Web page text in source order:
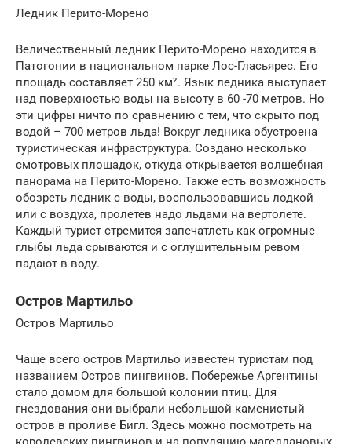
Ледник Перито-Морено
Величественный ледник Перито-Морено находится в
Патогонии в национальном парке Лос-Гласьярес. Его
площадь составляет 250 км². Язык ледника выступает
над поверхностью воды на высоту в 60 -70 метров. Но
эти цифры ничто по сравнению с тем, что скрыто под
водой – 700 метров льда! Вокруг ледника обустроена
туристическая инфраструктура. Создано несколько
смотровых площадок, откуда открывается волшебная
панорама на Перито-Морено. Также есть возможность
обозреть ледник с воды, воспользовавшись лодкой
или с воздуха, пролетев надо льдами на вертолете.
Каждый турист стремится запечатлеть как огромные
глыбы льда срываются и с оглушительным ревом
падают в воду.
Остров Мартильо
Остров Мартильо
Чаще всего остров Мартильо известен туристам под
названием Остров пингвинов. Побережье Аргентины
стало домом для большой колонии птиц. Для
гнездования они выбрали небольшой каменистый
остров в проливе Бигл. Здесь можно посмотреть на